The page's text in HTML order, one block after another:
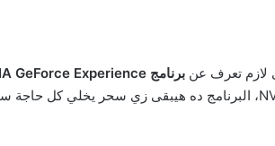
لازم تعرف عن برنامج NVIDIA GeForce Experience